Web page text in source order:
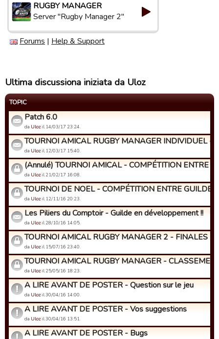
RUGBY MANAGER
Server "Rugby Manager 2"
Forums | Help & Support
Ultima discussiona iniziata da Uloz
TOPIC
Patch 6.0
da Ulozil 14/03/17 23:24.
TOURNOI AMICAL RUGBY MANAGER INDIVIDUEL -
da Ulozil 12/03/17 15:40.
(Annulé) TOURNOI AMICAL - COMPÉTITION ENTRE
da Ulozil 21/02/17 16:08.
TOURNOI DE NOEL - COMPÉTITION ENTRE GUILDES
da Ulozil 12/11/16 20:23.
Les Piliers du Comptoir - Guilde en développement !!
da Ulozil 28/10/16 14:05.
TOURNOI AMICAL RUGBY MANAGER 2 - FINALES
da Ulozil 15/07/16 23:40.
TOURNOI AMICAL RUGBY MANAGER -
da Ulozil 25/05/16 18:23.
A LIRE AVANT DE POSTER - Question sur le jeu
da Ulozil 30/04/16 14:00.
A LIRE AVANT DE POSTER - Vos suggestions
da Ulozil 30/04/16 13:51.
A LIRE AVANT DE POSTER - Bugs